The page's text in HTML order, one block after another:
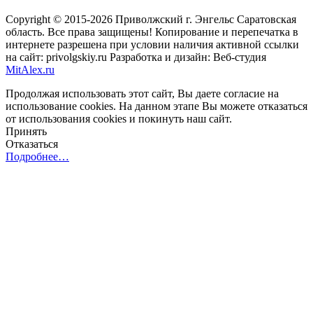
Copyright © 2015-2026 Приволжский г. Энгельс Саратовская
область. Все права защищены! Копирование и перепечатка в
интернете разрешена при условии наличия активной ссылки
на сайт: privolgskiy.ru Разработка и дизайн: Веб-студия
MitAlex.ru
Продолжая использовать этот сайт, Вы даете согласие на
использование cookies. На данном этапе Вы можете отказаться
от использования cookies и покинуть наш сайт.
Принять
Отказаться
Подробнее…